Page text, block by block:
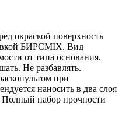
окраской поверхность
БИРСMIX. Вид
от типа основания.
Не разбавлять.
при
наносить в два слоя
набор прочности